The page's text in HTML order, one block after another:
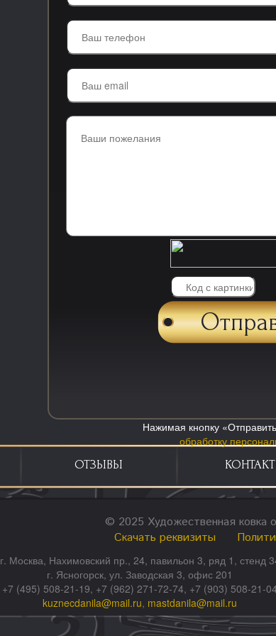
Нажимая кнопку
обработку
ОТЗЫВЫ
© 2025 Художественная
Скачать реквизиты
г. Москва, Нахимовский пр., 24, павильон 3, ряд 1, стенд
г. Ясногорск, ул. Заводская 3, офис 201
+7 (495) 508-21-19, +7 (962) 271-72-74, +7 (903) 508-21-
kuznecdanila@mail.ru, mastdanila@mail.ru